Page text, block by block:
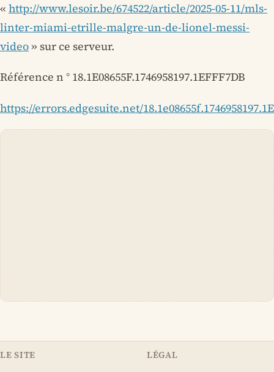
« http://www.lesoir.be/674522/article/2025-05-11/mls-
linter-miami-etrille-malgre-un-de-lionel-messi-
video» sur ce serveur.
Référence n ° 18.1E08655F.1746958197.1EFFF7DB
https://errors.edgesuite.net/
LE SITE LÉGAL